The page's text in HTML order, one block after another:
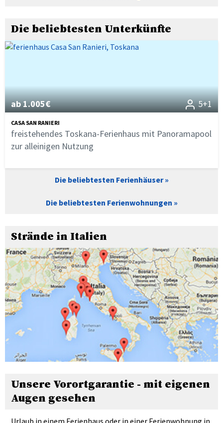
Die beliebtesten Unterkünfte
ab 1.005€ 5+1
CASA SAN RANIERI
freistehendes Toskana-Ferienhaus mit Panoramapool
zur alleinigen Nutzung
Die beliebtesten Ferienhäuser
Die beliebtesten Ferienwohnungen
Strände in Italien
Unsere Vorortgarantie - mit eigenen
Augen gesehen